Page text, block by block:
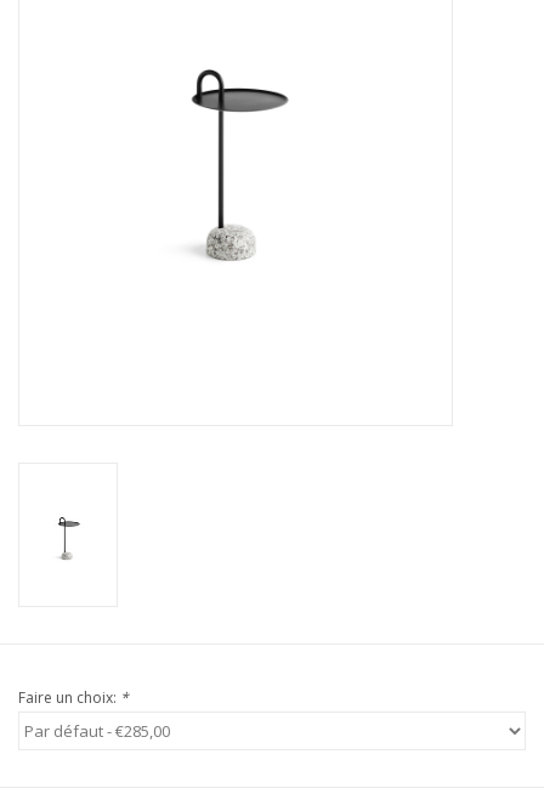
Faire un choix: *